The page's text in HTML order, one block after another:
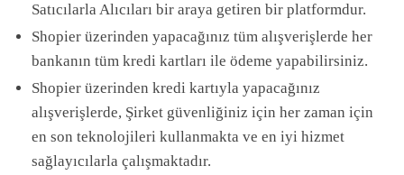
Satıcılarla Alıcıları bir araya getiren bir platformdur.
Shopier üzerinden yapacağınız tüm alışverişlerde her
bankanın tüm kredi kartları ile ödeme yapabilirsiniz.
Shopier üzerinden kredi kartıyla yapacağınız
alışverişlerde, Şirket güvenliğiniz için her zaman için
en son teknolojileri kullanmakta ve en iyi hizmet
sağlayıcılarla çalışmaktadır.